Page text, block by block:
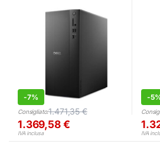
-7%
Consigliato:1.471,35€
1.369,58€
IVA inclusa
-
IVA